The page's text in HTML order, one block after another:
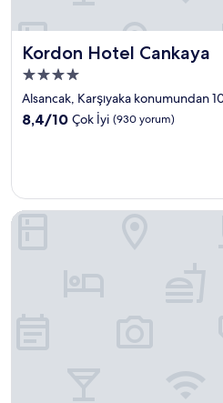
Kordon Hotel Cankaya
Kordon Hotel Cankaya
4.0
yıldızlı
konaklama
Alsancak, Karşıyaka konumundan
10
(930
yorum)
8,4/10 Çok İyi (930 yorum)
İzmir Palas Otel